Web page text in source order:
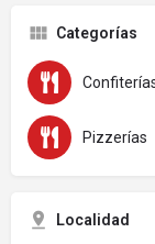
Categorías
Pizzerías
Localidad